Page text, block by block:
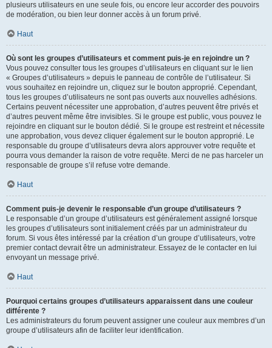
plusieurs utilisateurs en une seule fois, ou encore leur accorder des pouvoirs
de modération, ou bien leur donner accès à un forum privé.
Haut
Où sont les groupes d’utilisateurs et comment puis-je en rejoindre un ?
Vous pouvez consulter tous les groupes d’utilisateurs en cliquant sur le lien
« Groupes d’utilisateurs » depuis le panneau de contrôle de l’utilisateur. Si
vous souhaitez en rejoindre un, cliquez sur le bouton approprié. Cependant,
tous les groupes d’utilisateurs ne sont pas ouverts aux nouvelles adhésions.
Certains peuvent nécessiter une approbation, d’autres peuvent être privés et
d’autres peuvent même être invisibles. Si le groupe est public, vous pouvez le
rejoindre en cliquant sur le bouton dédié. Si le groupe est restreint et nécessite
une approbation, vous devez cliquer également sur le bouton approprié. Le
responsable du groupe d’utilisateurs devra alors approuver votre requête et
pourra vous demander la raison de votre requête. Merci de ne pas harceler un
responsable de groupe s’il refuse votre demande.
Haut
Comment puis-je devenir le responsable d’un groupe d’utilisateurs ?
Le responsable d’un groupe d’utilisateurs est généralement assigné lorsque
les groupes d’utilisateurs sont initialement créés par un administrateur du
forum. Si vous êtes intéressé par la création d’un groupe d’utilisateurs, votre
premier contact devrait être un administrateur. Essayez de le contacter en lui
envoyant un message privé.
Haut
Pourquoi certains groupes d’utilisateurs apparaissent dans une couleur
différente ?
Les administrateurs du forum peuvent assigner une couleur aux membres d’un
groupe d’utilisateurs afin de faciliter leur identification.